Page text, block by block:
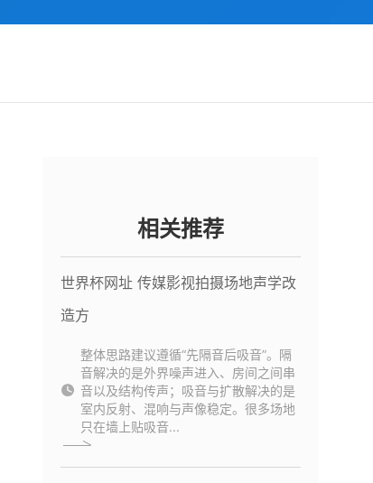
相关推荐
世界杯网址 传媒影视拍摄场地声学改
造方
整体思路建议遵循“先隔音后吸音”。隔
音解决的是外界噪声进入、房间之间串
音以及结构传声；吸音与扩散解决的是
室内反射、混响与声像稳定。很多场地
只在墙上贴吸音...